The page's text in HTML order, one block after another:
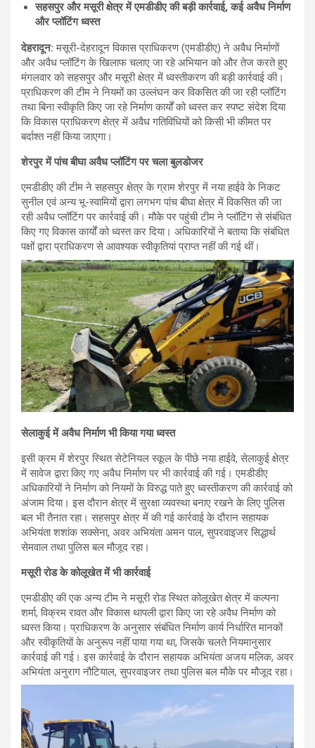
सहसपुर और मसूरी क्षेत्र में एमडीडीए की बड़ी कार्रवाई, कई अवैध निर्माण
और प्लॉटिंग ध्वस्त
देहरादून: मसूरी-देहरादून विकास प्राधिकरण (एमडीडीए) ने अवैध निर्माणों
और अवैध प्लॉटिंग के खिलाफ चलाए जा रहे अभियान को और तेज करते हुए
मंगलवार को सहसपुर और मसूरी क्षेत्र में ध्वस्तीकरण की बड़ी कार्रवाई की।
प्राधिकरण की टीम ने नियमों का उल्लंघन कर विकसित की जा रही प्लॉटिंग
तथा बिना स्वीकृति किए जा रहे निर्माण कार्यों को ध्वस्त कर स्पष्ट संदेश दिया
कि विकास प्राधिकरण क्षेत्र में अवैध गतिविधियों को किसी भी कीमत पर
बर्दाश्त नहीं किया जाएगा।
शेरपुर में पांच बीघा अवैध प्लॉटिंग पर चला बुलडोजर
एमडीडीए की टीम ने सहसपुर क्षेत्र के ग्राम शेरपुर में नया हाईवे के निकट
सुनील एवं अन्य भू-स्वामियों द्वारा लगभग पांच बीघा क्षेत्र में विकसित की जा
रही अवैध प्लॉटिंग पर कार्रवाई की। मौके पर पहुंची टीम ने प्लॉटिंग से संबंधित
किए गए विकास कार्यों को ध्वस्त कर दिया। अधिकारियों ने बताया कि संबंधित
पक्षों द्वारा प्राधिकरण से आवश्यक स्वीकृतियां प्राप्त नहीं की गई थीं।
सेलाकुई में अवैध निर्माण भी किया गया ध्वस्त
इसी क्रम में शेरपुर स्थित सेटेनियल स्कूल के पीछे नया हाईवे, सेलाकुई क्षेत्र
में सावेज द्वारा किए गए अवैध निर्माण पर भी कार्रवाई की गई। एमडीडीए
अधिकारियों ने निर्माण को नियमों के विरुद्ध पाते हुए ध्वस्तीकरण की कार्रवाई को
अंजाम दिया। इस दौरान क्षेत्र में सुरक्षा व्यवस्था बनाए रखने के लिए पुलिस
बल भी तैनात रहा। सहसपुर क्षेत्र में की गई कार्रवाई के दौरान सहायक
अभियंता शशांक सक्सेना, अवर अभियंता अमन पाल, सुपरवाइजर सिद्धार्थ
सेमवाल तथा पुलिस बल मौजूद रहा।
मसूरी रोड के कोलूखेत में भी कार्रवाई
एमडीडीए की एक अन्य टीम ने मसूरी रोड स्थित कोलूखेत क्षेत्र में कल्पना
शर्मा, विक्रम रावत और विकास थापली द्वारा किए जा रहे अवैध निर्माण को
ध्वस्त किया। प्राधिकरण के अनुसार संबंधित निर्माण कार्य निर्धारित मानकों
और स्वीकृतियों के अनुरूप नहीं पाया गया था, जिसके चलते नियमानुसार
कार्रवाई की गई। इस कार्रवाई के दौरान सहायक अभियंता अजय मलिक, अवर
अभियंता अनुराग नौटियाल, सुपरवाइजर तथा पुलिस बल मौके पर मौजूद रहा।